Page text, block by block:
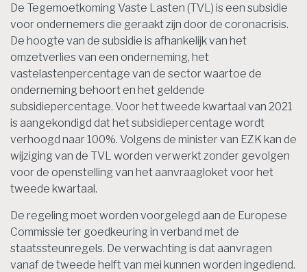
De Tegemoetkoming Vaste Lasten (TVL) is een subsidie
voor ondernemers die geraakt zijn door de coronacrisis.
De hoogte van de subsidie is afhankelijk van het
omzetverlies van een onderneming, het
vastelastenpercentage van de sector waartoe de
onderneming behoort en het geldende
subsidiepercentage. Voor het tweede kwartaal van 2021
is aangekondigd dat het subsidiepercentage wordt
verhoogd naar 100%. Volgens de minister van EZK kan de
wijziging van de TVL worden verwerkt zonder gevolgen
voor de openstelling van het aanvraagloket voor het
tweede kwartaal.
De regeling moet worden voorgelegd aan de Europese
Commissie ter goedkeuring in verband met de
staatssteunregels. De verwachting is dat aanvragen
vanaf de tweede helft van mei kunnen worden ingediend.